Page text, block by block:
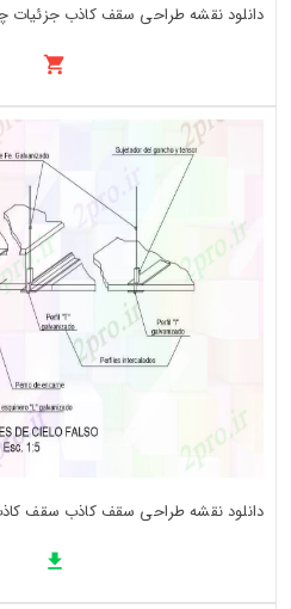
دانلود نقشه طراحی سقف کاذب جزئیات
دانلود نقشه طراحی سقف کاذب سقف کاذب